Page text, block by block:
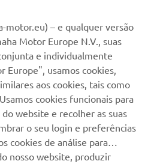
de borda Torqeedo em oito países
motor.eu) – e qualquer versão
Motor Europe N.V., suas
e individualmente
Europe", usamos cookies,
aos cookies, tais como
cookies funcionais para
website e recolher as suas
o seu login e preferências
cookies de análise para
nosso website, produzir